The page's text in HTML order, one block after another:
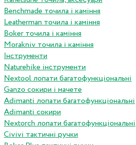
Benchmade точила і каміння
Leatherman точила і каміння
Boker точила і каміння
Morakniv точила і каміння
Інструменти
Naturehike інструменти
Nextool лопати багатофункціональні
Ganzo сокири і мачете
Adimanti лопати багатофункціональні
Adimanti сокири
Nextorch лопати багатофункціональні
Сivivi тактичні ручки